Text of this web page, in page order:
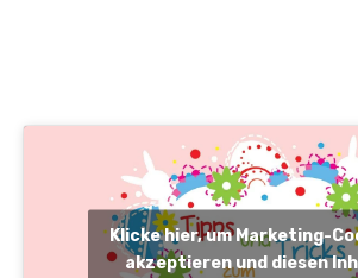
Klicke hier, um Marketing-
akzeptieren und diesen